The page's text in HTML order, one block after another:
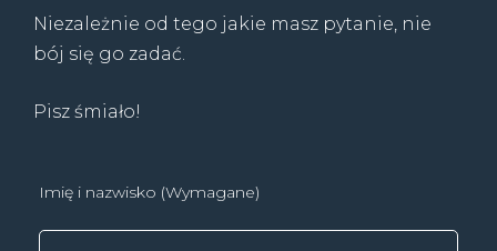
Niezależnie od tego jakie masz pytanie, nie
bój się go zadać.
Pisz śmiało!
Imię i nazwisko (Wymagane)